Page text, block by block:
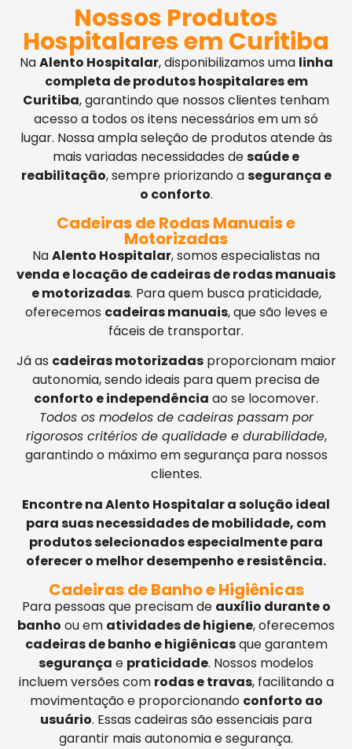
Nossos Produtos
Hospitalares em Curitiba
NaAlento Hospitalar, disponibilizamos uma linha
completa de produtos hospitalares em
Curitiba, garantindo que nossos clientes tenham
acesso a todos os itens necessários em um só
lugar. Nossa ampla seleção de produtos atende às
mais variadas necessidades desaúde e
reabilitação, sempre priorizando asegurança e
o conforto.
Cadeiras de Rodas Manuais e
Motorizadas
NaAlento Hospitalar, somos especialistas na
venda e locação de cadeiras de rodas manuais
e motorizadas. Para quem busca praticidade,
oferecemos cadeiras manuais, que são leves e
fáceis de transportar.
Já as cadeiras motorizadasproporcionam maior
autonomia, sendo ideais para quem precisa de
conforto e independência ao se locomover.
Todos os modelos de cadeiras passam por
rigorosos critérios de qualidade e durabilidade,
garantindo o máximo em segurança para nossos
clientes.
Encontre na Alento Hospitalar a solução ideal
para suas necessidades de mobilidade, com
produtos selecionados especialmente para
oferecer o melhor desempenho e resistência.
Cadeiras de Banho e Higiênicas
Para pessoas que precisam de auxílio durante o
banho ou em atividades de higiene, oferecemos
cadeiras de banho e higiênicasque garantem
segurança e praticidade. Nossos modelos
incluem versões com rodas e travas, facilitando a
movimentação e proporcionando conforto ao
usuário. Essas cadeiras são essenciais para
garantir mais autonomia e segurança.